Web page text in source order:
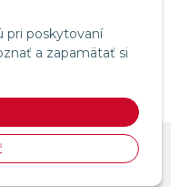
pri poskytovaní
a zapamätať si
• e-shop